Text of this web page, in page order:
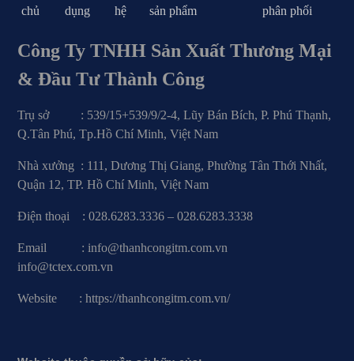
chủ
dụng
hệ
sản phẩm
phân phối
Công Ty TNHH Sản Xuất Thương Mại
& Đầu Tư Thành Công
Trụ sở : 539/15+539/9/2-4, Lũy Bán Bích, P. Phú Thạnh,
Q.Tân Phú, Tp.Hồ Chí Minh, Việt Nam
Nhà xưởng : 111, Dương Thị Giang, Phường Tân Thới Nhất,
Quận 12, TP. Hồ Chí Minh, Việt Nam
Điện thoại : 028.6283.3336 – 028.6283.3338
Email : info@thanhcongitm.com.vn
info@tctex.com.vn
Website : https://thanhcongitm.com.vn/